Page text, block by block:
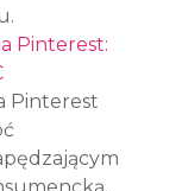
Pinterest:
Pinterest